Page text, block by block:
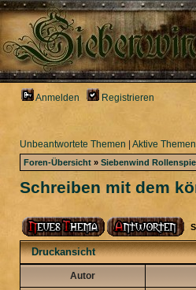
Anmelden Registrieren
Unbeantwortete Themen Aktive Themen
Foren-Übersicht » Siebenwind
Schreiben mit dem
Druckansicht
Autor